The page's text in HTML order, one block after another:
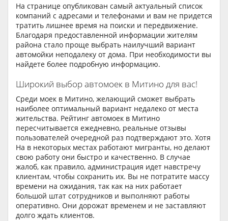
На странице опубликован самый актуальный список
компаний с адресами и телефонами и вам не придется
тратить лишнее время на поиски и передвижение.
Благодаря предоставленной информации жителям
района стало проще выбрать наилучший вариант
автомойки неподалеку от дома. При необходимости вы
найдете более подробную информацию.
Широкий выбор автомоек в Митино для вас!
Среди моек в Митино, желающий сможет выбрать
наиболее оптимальный вариант недалеко от места
жительства. Рейтинг автомоек в Митино
пересчитывается ежедневно, реальные отзывы
пользователей очередной раз подтверждают это. Хотя
На в некоторых местах работают мигранты, но делают
свою работу они быстро и качественно. В случае
жалоб, как правило, администрация идет навстречу
клиентам, чтобы сохранить их. Вы не потратите массу
времени на ожидания, так как на них работает
большой штат сотрудников и выполняют работы
оперативно. Они дорожат временем и не заставляют
долго ждать клиентов.